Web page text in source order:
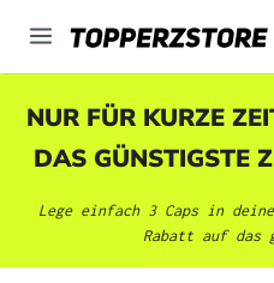
springen
NUR FÜR KURZE
DAS GÜNSTIGSTE
Lege einfach 3 Caps in
Rabatt auf das